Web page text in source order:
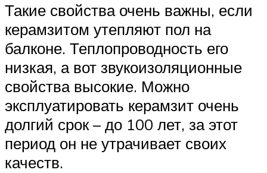
Такие свойства очень важны, если
керамзитом утепляют пол на
балконе. Теплопроводность его
низкая, а вот звукоизоляционные
свойства высокие. Можно
эксплуатировать керамзит очень
долгий срок – до 100 лет, за этот
период он не утрачивает своих
качеств.